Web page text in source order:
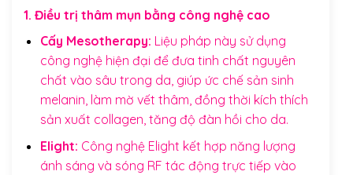
1. Điều trị thâm mụn bằng công nghệ cao
Cấy Mesotherapy: Liệu pháp này sử dụng
công nghệ hiện đại để đưa tinh chất nguyên
chất vào sâu trong da, giúp ức chế sản sinh
melanin, làm mờ vết thâm, đồng thời kích thích
sản xuất collagen, tăng độ đàn hồi cho da.
Elight: Công nghệ Elight kết hợp năng lượng
ánh sáng và sóng RF tác động trực tiếp vào